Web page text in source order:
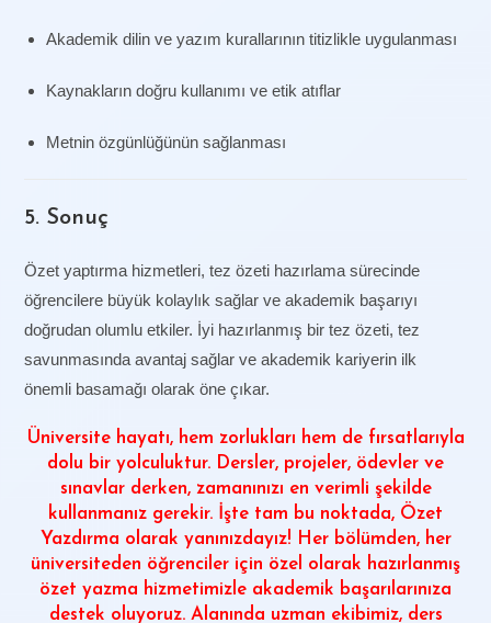
Akademik dilin ve yazım kurallarının titizlikle uygulanması
Kaynakların doğru kullanımı ve etik atıflar
Metnin özgünlüğünün sağlanması
5. Sonuç
Özet yaptırma hizmetleri, tez özeti hazırlama sürecinde
öğrencilere büyük kolaylık sağlar ve akademik başarıyı
doğrudan olumlu etkiler. İyi hazırlanmış bir tez özeti, tez
savunmasında avantaj sağlar ve akademik kariyerin ilk
önemli basamağı olarak öne çıkar.
Üniversite hayatı, hem zorlukları hem de fırsatlarıyla
dolu bir yolculuktur. Dersler, projeler, ödevler ve
sınavlar derken, zamanınızı en verimli şekilde
kullanmanız gerekir. İşte tam bu noktada, Özet
Yazdırma olarak yanınızdayız! Her bölümden, her
üniversiteden öğrenciler için özel olarak hazırlanmış
özet yazma hizmetimizle akademik başarılarınıza
destek oluyoruz. Alanında uzman ekibimiz, ders